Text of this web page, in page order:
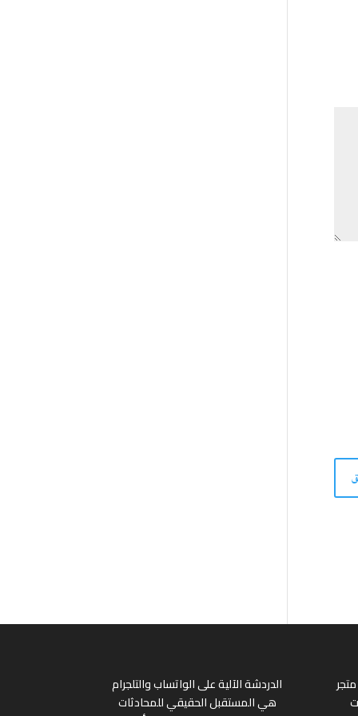
الدردشة الآلية على الواتساب والتلجرام
هي المستقبل الحقيقي للمحادثات
متجر